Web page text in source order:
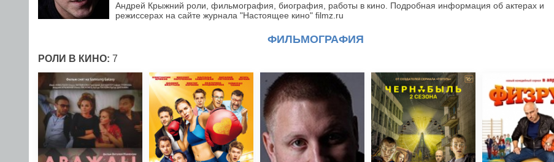
Андрей Крыжний роли, фильмография, биография, работы в кино. Подробная информация об актерах и
режиссерах на сайте журнала "Настоящее кино" filmz.ru
ФИЛЬМОГРАФИЯ
РОЛИ В КИНО: 7